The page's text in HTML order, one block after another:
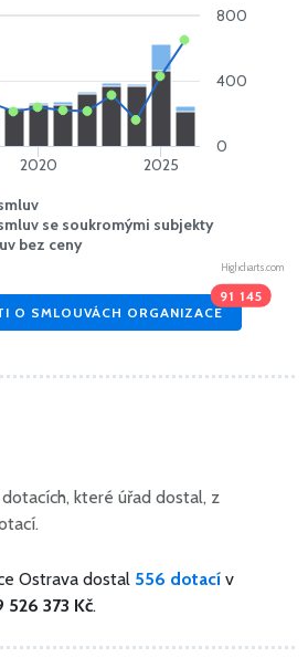
se soukromými subjekty
bez ceny
2020 2025
0
400
800
Highcharts.com
O SMLOUVÁCH ORGANIZACE
91 145
které úřad dostal, z
Ostrava dostal 556 dotací v
526 373 Kč.